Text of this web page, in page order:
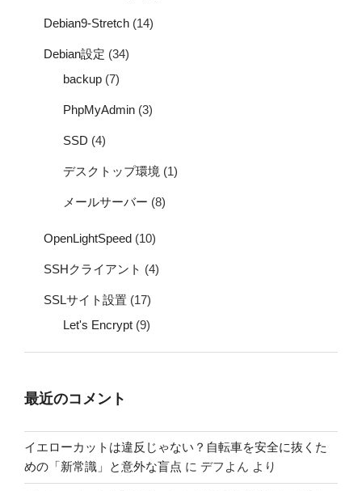
Debian9-Stretch (14)
Debian設定 (34)
backup (7)
PhpMyAdmin (3)
SSD (4)
デスクトップ環境 (1)
メールサーバー (8)
OpenLightSpeed (10)
SSHクライアント (4)
SSLサイト設置 (17)
Let's Encrypt (9)
最近のコメント
イエローカットは違反じゃない？自転車を安全に抜くた
めの「新常識」と意外な盲点 に デフよん より